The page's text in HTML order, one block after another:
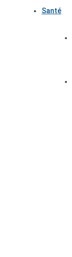
Santé